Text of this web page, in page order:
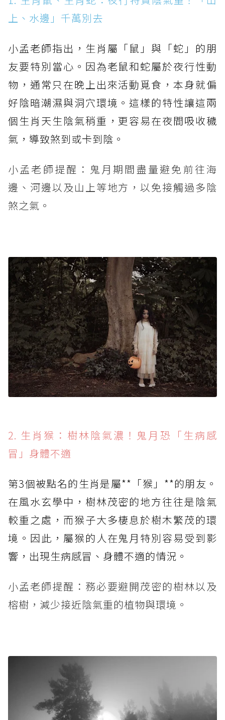
上、水邊」千萬別去
小孟老師指出，生肖屬「鼠」與「蛇」的朋
友要特別當心。因為老鼠和蛇屬於夜行性動
物，通常只在晚上出來活動覓食，本身就偏
好陰暗潮濕與洞穴環境。這樣的特性讓這兩
個生肖天生陰氣稍重，更容易在夜間吸收穢
氣，導致煞到或卡到陰。
小孟老師提醒：鬼月期間盡量避免前往海
邊、河邊以及山上等地方，以免接觸過多陰
煞之氣。
2. 生肖猴：樹林陰氣濃！鬼月恐「生病感
冒」身體不適
第3個被點名的生肖是屬**「猴」**的朋友。
在風水玄學中，樹林茂密的地方往往是陰氣
較重之處，而猴子大多棲息於樹木繁茂的環
境。因此，屬猴的人在鬼月特別容易受到影
響，出現生病感冒、身體不適的情況。
小孟老師提醒：務必要避開茂密的樹林以及
榕樹，減少接近陰氣重的植物與環境。